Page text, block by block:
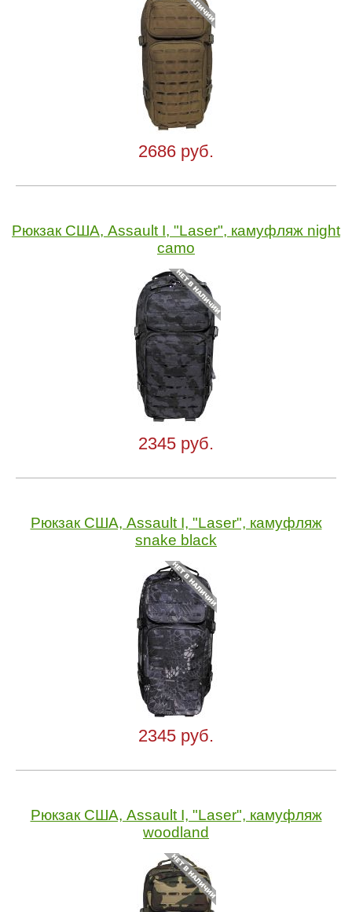
2686 руб.
Рюкзак США, Assault I, "Laser", камуфляж night
camo
2345 руб.
Рюкзак США, Assault I, "Laser", камуфляж
snake black
2345 руб.
Рюкзак США, Assault I, "Laser", камуфляж
woodland